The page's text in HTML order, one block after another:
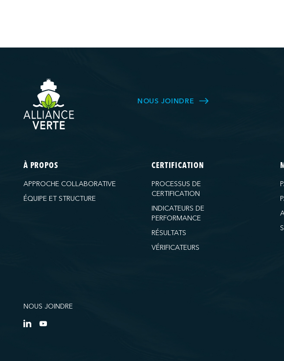
NOUS JOINDRE
À PROPOS
APPROCHE COLLABORATIVE
ÉQUIPE ET STRUCTURE
CERTIFICATION
PROCESSUS DE
CERTIFICATION
INDICATEURS DE
PERFORMANCE
RÉSULTATS
VÉRIFICATEURS
NOUS JOINDRE